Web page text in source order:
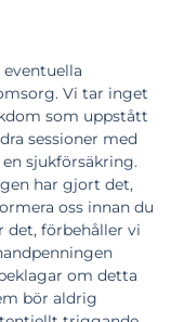
Vi tar inget
som uppstått
sessioner med
sjukförsäkring.
har gjort det,
oss innan du
det, förbehåller vi
om detta
bör aldrig